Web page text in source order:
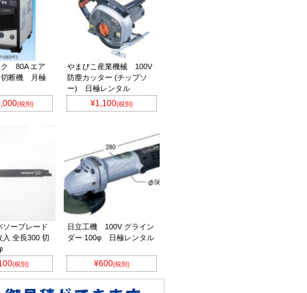
ク 80A エア
切断機 月極
(税別)
やまびこ産業機械 100V
防塵カッター (チップソ
ー) 日極レンタル
¥1,100(税別)
ソーブレード
入 全長300 切
(税別)
日立工機 100V グライン
ダー 100φ 日極レンタル
¥600(税別)